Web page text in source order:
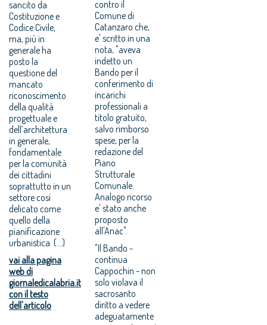
sancito da
Costituzione e
Codice Civile,
ma, più in
generale ha
posto la
questione del
mancato
riconoscimento
della qualità
progettuale e
dell’architettura
in generale,
fondamentale
per la comunità
dei cittadini
soprattutto in un
settore così
delicato come
quello della
pianificazione
urbanistica. (...)
vai alla pagina
web di
giornaledicalabria.it
con il testo
dell'articolo
contro il
Comune di
Catanzaro che,
e' scritto in una
nota, "aveva
indetto un
Bando per il
conferimento di
incarichi
professionali a
titolo gratuito,
salvo rimborso
spese, per la
redazione del
Piano
Strutturale
Comunale.
Analogo ricorso
e' stato anche
proposto
all'Anac".
"Il Bando -
continua
Cappochin - non
solo violava il
sacrosanto
diritto a vedere
adeguatamente